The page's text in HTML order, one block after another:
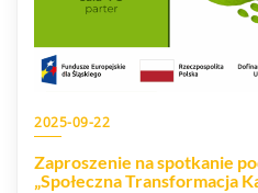
2025-09-22
Zaproszenie na spotkanie
„Społeczna Transformacja